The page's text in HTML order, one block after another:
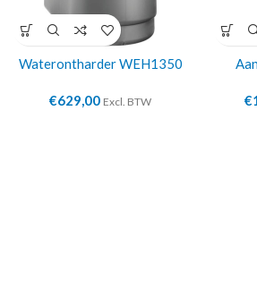
Waterontharder WEH1350
€629,00 Excl. BTW €